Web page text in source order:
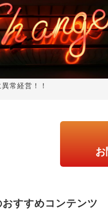
常経営！！
お
すすめコンテンツ